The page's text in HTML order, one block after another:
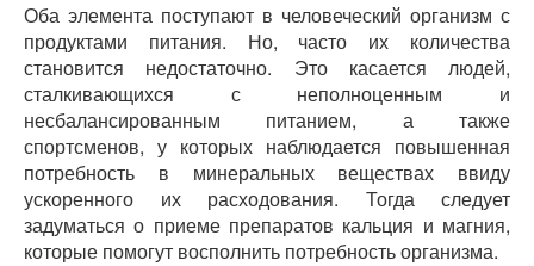
Оба элемента поступают в человеческий организм с
продуктами питания. Но, часто их количества
становится недостаточно. Это касается людей,
сталкивающихся с неполноценным и
несбалансированным питанием, а также
спортсменов, у которых наблюдается повышенная
потребность в минеральных веществах ввиду
ускоренного их расходования. Тогда следует
задуматься о приеме препаратов кальция и магния,
которые помогут восполнить потребность организма.